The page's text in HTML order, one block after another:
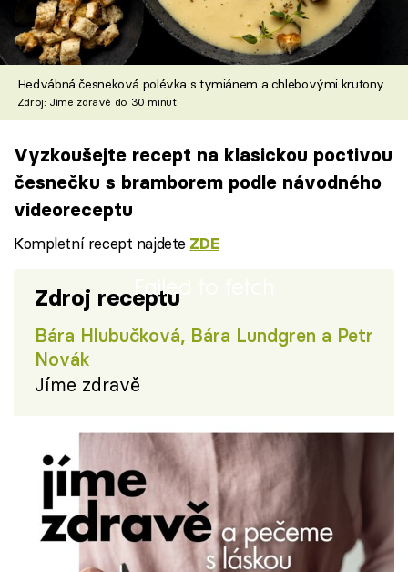
Hedvábná česneková polévka s tymiánem a chlebovými krutony
Zdroj: Jíme zdravě do 30 minut
Vyzkoušejte recept na klasickou poctivou
česnečku s bramborem podle návodného
videoreceptu
Kompletní recept najdete ZDE
Failed to fetch
Zdroj receptu
Bára Hlubučková, Bára Lundgren a Petr
Novák
Jíme zdravě